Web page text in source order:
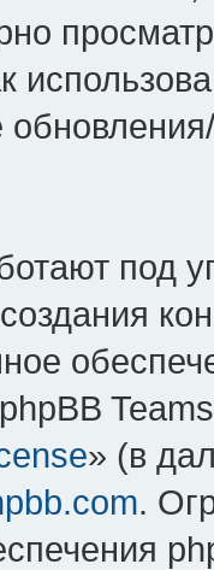
под
» (в
.